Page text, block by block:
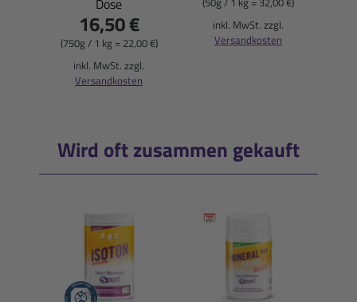
Dose
16,50 €
(750g / 1 kg = 22,00 €)
inkl. MwSt. zzgl.
Versandkosten
inkl. MwSt. zzgl.
Versandkosten
Wird oft zusammen gekauft